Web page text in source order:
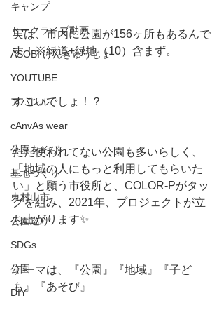
キャンプ
トークライブ動画
ASOBI けんきゅうじょ
YOUTUBE
アパレル
cAnvAs wear
公園あそび
基地づくり
東村山市
公園巡り
SDGs
公園
DIY
実は、市内に公園が156ヶ所もあるんで
す！※緑道+緑地（10）含まず。
すごいでしょ！？
ただ使われてない公園も多いらしく、
「地域の人にもっと利用してもらいた
い」と願う市役所と、COLOR-Pがタッ
グを組み、2021年、プロジェクトが立
ち上がります✨
テーマは、『公園』『地域』『子ど
も』『あそび』